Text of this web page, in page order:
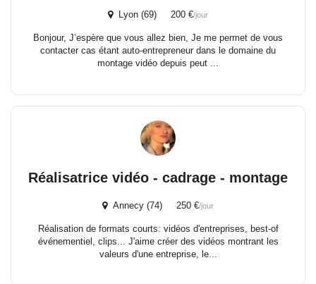
Lyon (69) 200 €/jour
Bonjour, J’espère que vous allez bien, Je me permet de vous
contacter cas étant auto-entrepreneur dans le domaine du
montage vidéo depuis peut ...
Réalisatrice vidéo - cadrage - montage
Annecy (74) 250 €/jour
Réalisation de formats courts: vidéos d'entreprises, best-of
événementiel, clips... J'aime créer des vidéos montrant les
valeurs d'une entreprise, le...